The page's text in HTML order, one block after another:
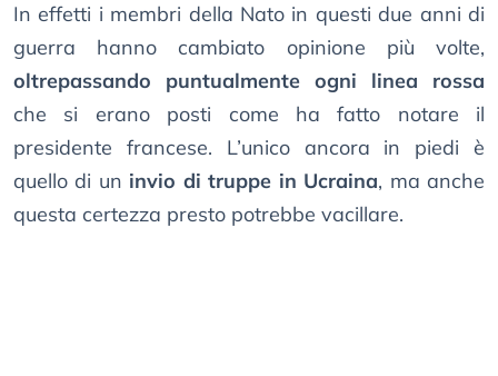
In effetti i membri della Nato in questi due anni di
guerra hanno cambiato opinione più volte,
oltrepassando puntualmente ogni linea rossa
che si erano posti come ha fatto notare il
presidente francese. L’unico ancora in piedi è
quello di un invio di truppe in Ucraina, ma anche
questa certezza presto potrebbe vacillare.